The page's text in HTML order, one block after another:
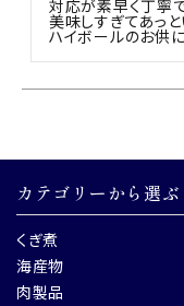
直営店
対応が素早く丁寧
美味しすぎてあっ
ハイボールのお供に
カテゴリーから選ぶ
くぎ煮
海産物
肉製品